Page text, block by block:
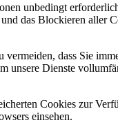
unbedingt
das Blockieren
dass Sie
unsere Dienste
Cookies zur
einsehen.